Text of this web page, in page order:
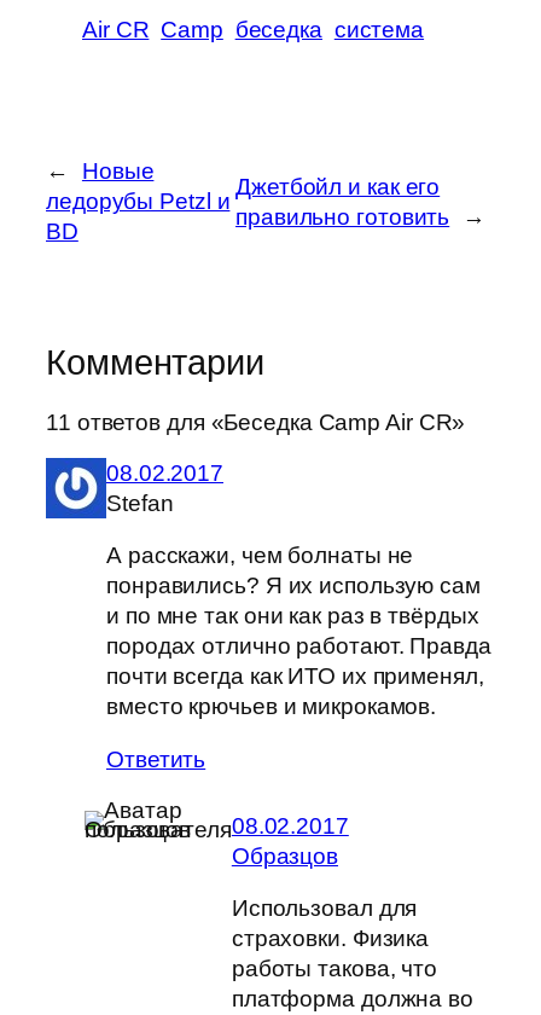
Air CR Camp беседка система
←
Новые
ледорубы Petzl и
BD
Джетбойл и как его
правильно готовить
→
Комментарии
11 ответов для «Беседка Camp Air CR»
08.02.2017
Stefan
А расскажи, чем болнаты не
понравились? Я их использую сам
и по мне так они как раз в твёрдых
породах отлично работают. Правда
почти всегда как ИТО их применял,
вместо крючьев и микрокамов.
Ответить
08.02.2017
Образцов
Использовал для
страховки. Физика
работы такова, что
платформа должна во